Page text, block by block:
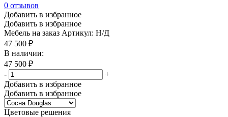
0 отзывов
Добавить в избранное
Добавить в избранное
Мебель на заказ Артикул: Н/Д
47 500 ₽
В наличии:
47 500 ₽
-
+
Добавить в избранное
Добавить в избранное
Цветовые решения